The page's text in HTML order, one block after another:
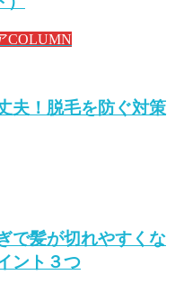
COLUMN
夫！脱毛を防ぐ対策
で髪が切れやすくな
ント３つ